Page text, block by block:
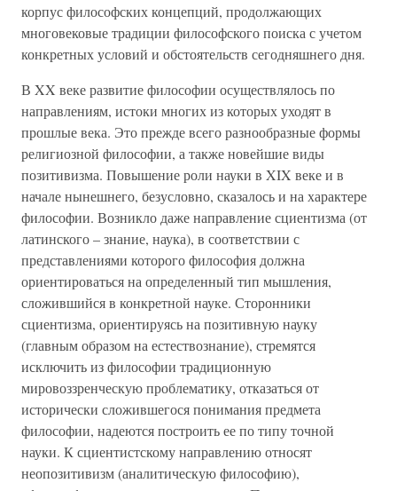
корпус философских концепций, продолжающих
многовековые традиции философского поиска с учетом
конкретных условий и обстоятельств сегодняшнего дня.
В XX веке развитие философии осуществлялось по
направлениям, истоки многих из которых уходят в
прошлые века. Это прежде всего разнообразные формы
религиозной философии, а также новейшие виды
позитивизма. Повышение роли науки в XIX веке и в
начале нынешнего, безусловно, сказалось и на характере
философии. Возникло даже направление сциентизма (от
латинского – знание, наука), в соответствии с
представлениями которого философия должна
ориентироваться на определенный тип мышления,
сложившийся в конкретной науке. Сторонники
сциентизма, ориентируясь на позитивную науку
(главным образом на естествознание), стремятся
исключить из философии традиционную
мировоззренческую проблематику, отказаться от
исторически сложившегося понимания предмета
философии, надеются построить ее по типу точной
науки. К сциентистскому направлению относят
неопозитивизм (аналитическую философию),